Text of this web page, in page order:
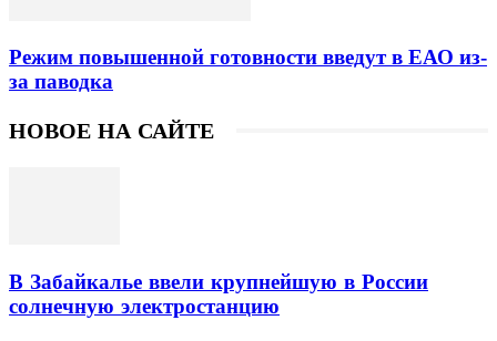
Режим повышенной готовности введут в ЕАО из-
за паводка
НОВОЕ НА САЙТЕ
В Забайкалье ввели крупнейшую в России
солнечную электростанцию